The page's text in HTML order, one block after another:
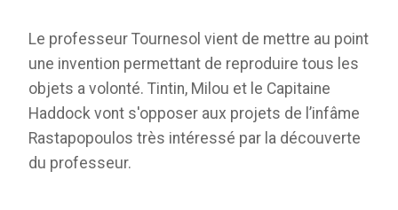
Le professeur Tournesol vient de mettre au point
une invention permettant de reproduire tous les
objets a volonté. Tintin, Milou et le Capitaine
Haddock vont s'opposer aux projets de l’infâme
Rastapopoulos très intéressé par la découverte
du professeur.